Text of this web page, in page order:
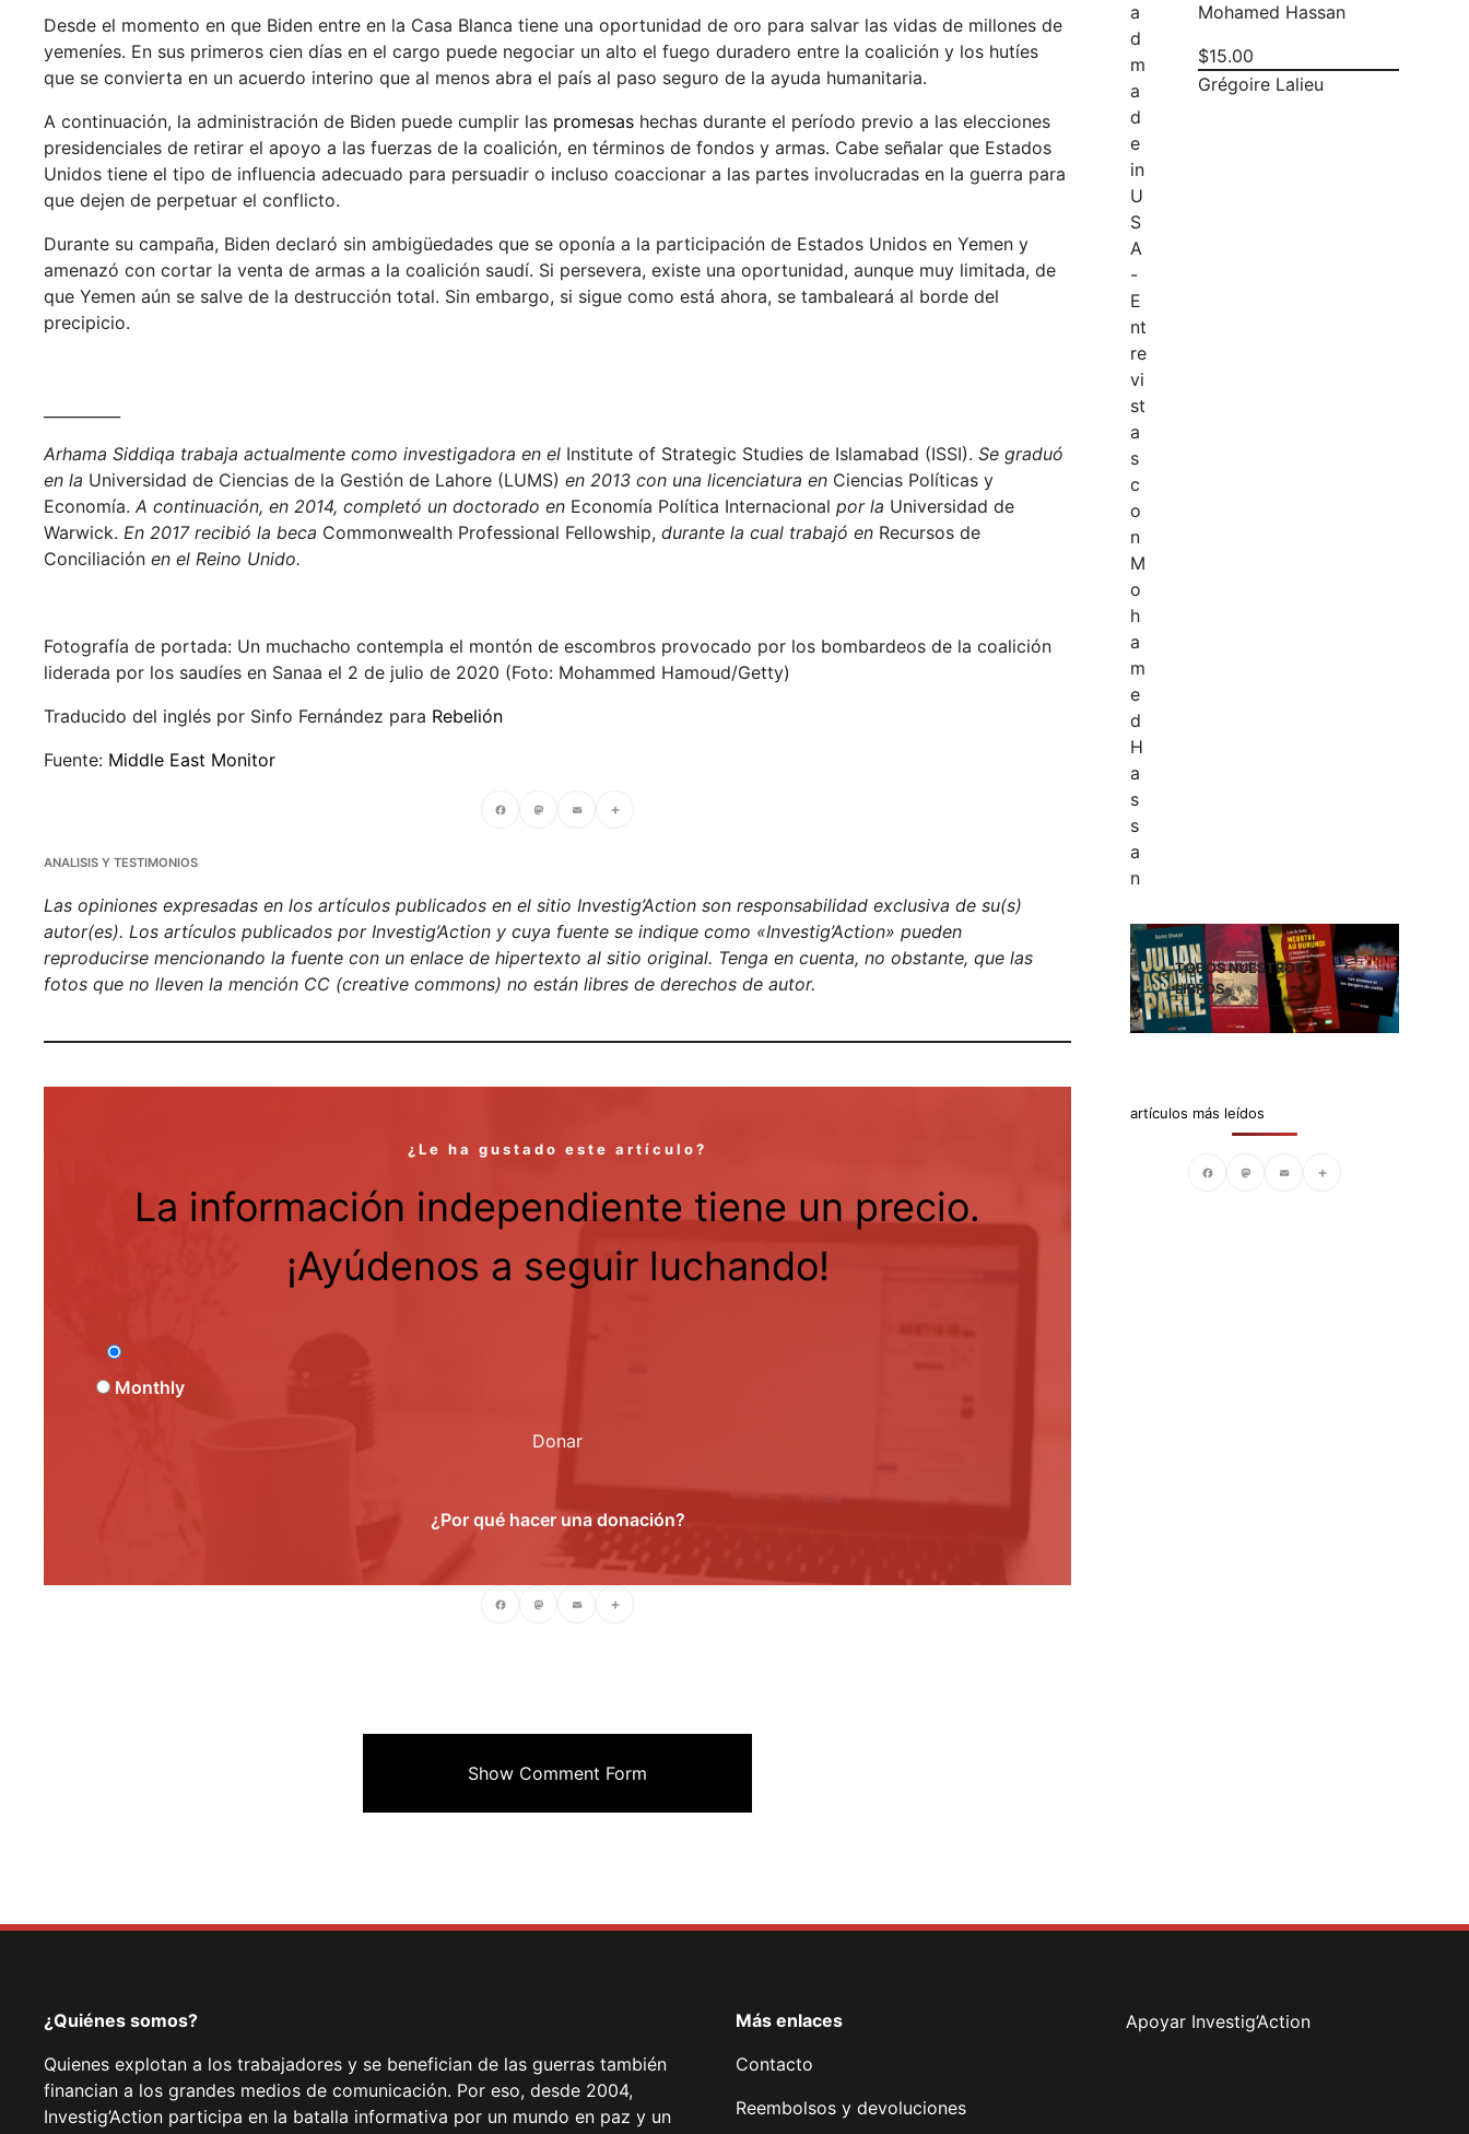
Desde el momento en que Biden entre en la Casa Blanca tiene una oportunidad de oro para salvar las vidas de millones de
yemeníes. En sus primeros cien días en el cargo puede negociar un alto el fuego duradero entre la coalición y los hutíes
que se convierta en un acuerdo interino que al menos abra el país al paso seguro de la ayuda humanitaria.
A continuación, la administración de Biden puede cumplir las promesas hechas durante el período previo a las elecciones
presidenciales de retirar el apoyo a las fuerzas de la coalición, en términos de fondos y armas. Cabe señalar que Estados
Unidos tiene el tipo de influencia adecuado para persuadir o incluso coaccionar a las partes involucradas en la guerra para
que dejen de perpetuar el conflicto.
Durante su campaña, Biden declaró sin ambigüedades que se oponía a la participación de Estados Unidos en Yemen y
amenazó con cortar la venta de armas a la coalición saudí. Si persevera, existe una oportunidad, aunque muy limitada, de
que Yemen aún se salve de la destrucción total. Sin embargo, si sigue como está ahora, se tambaleará al borde del
precipicio.
Arhama Siddiqa trabaja actualmente como investigadora en el Institute of Strategic Studies de Islamabad (ISSI). Se graduó
en la Universidad de Ciencias de la Gestión de Lahore (LUMS)en 2013 con una licenciatura en Ciencias Políticas y
Economía. A continuación, en 2014, completó un doctorado en Economía Política Internacional por la Universidad de
Warwick. En 2017 recibió la beca Commonwealth Professional Fellowship, durante la cual trabajó en Recursos de
Conciliaciónen el Reino Unido.
Fotografía de portada: Un muchacho contempla el montón de escombros provocado por los bombardeos de la coalición
liderada por los saudíes en Sanaa el 2 de julio de 2020 (Foto: Mohammed Hamoud/Getty)
Traducido del inglés por Sinfo Fernández para Rebelión
Fuente: Middle East Monitor
ANALISIS Y TESTIMONIOS
Las opiniones expresadas en los artículos publicados en el sitio Investig’Action son responsabilidad exclusiva de su(s)
autor(es). Los artículos publicados por Investig’Action y cuya fuente se indique como «Investig’Action» pueden
reproducirse mencionando la fuente con un enlace de hipertexto al sitio original. Tenga en cuenta, no obstante, que las
fotos que no lleven la mención CC (creative commons) no están libres de derechos de autor.
¿Le ha gustado este artículo?
La información independiente tiene un precio.
¡Ayúdenos a seguir luchando!
Monthly
Donar
¿Por qué hacer una donación?
Show Comment Form
Mohamed Hassan
$15.00
Grégoire Lalieu
TODOS NUESTROS
LIBROS
artículos más leídos
¿Quiénes somos?
Quienes explotan a los trabajadores y se benefician de las guerras también
financian a los grandes medios de comunicación. Por eso, desde 2004,
Investig’Action participa en la batalla informativa por un mundo en paz y un
Más enlaces
Contacto
Reembolsos y devoluciones
Apoyar Investig’Action